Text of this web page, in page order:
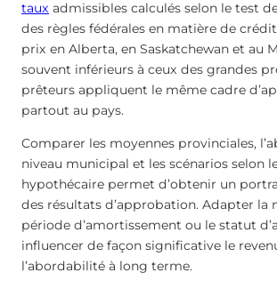
taux admissibles calculés selon le test
des règles fédérales en matière de
prix en Alberta, en Saskatchewan et au
souvent inférieurs à ceux des grandes
prêteurs appliquent le même cadre
partout au pays.
Comparer les moyennes provinciales,
niveau municipal et les scénarios selon
hypothécaire permet d’obtenir un
des résultats d’approbation. Adapter la
période d’amortissement ou le statut
influencer de façon significative le
l’abordabilité à long terme.